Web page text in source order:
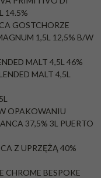
14.5%
GOSTCHORZE
1,5L 12,5% B/W
MALT 4,5L 46%
MALT 4,5L
OPAKOWANIU
37,5% 3L PUERTO
Z UPRZĘŻĄ 40%
CHROME BESPOKE